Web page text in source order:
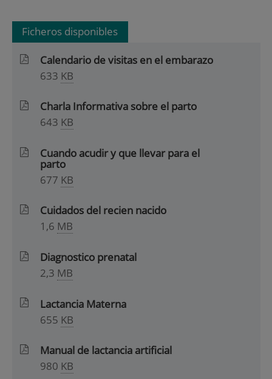
Ficheros disponibles
Calendario de visitas en el embarazo
633 KB
Charla Informativa sobre el parto
643 KB
Cuando acudir y que llevar para el
parto
677 KB
Cuidados del recien nacido
1,6 MB
Diagnostico prenatal
2,3 MB
Lactancia Materna
655 KB
Manual de lactancia artificial
980 KB